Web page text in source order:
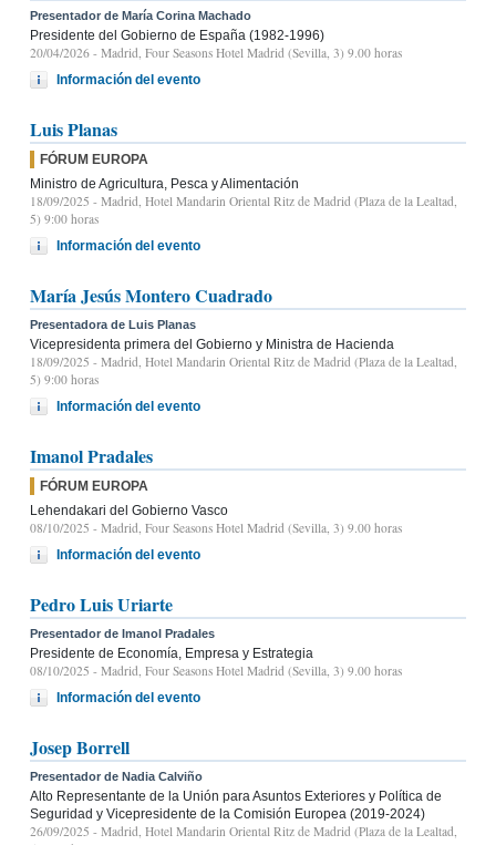
Presentador de María Corina Machado
Presidente del Gobierno de España (1982-1996)
20/04/2026 - Madrid, Four Seasons Hotel Madrid (Sevilla, 3) 9.00 horas
Información del evento
Luis Planas
FÓRUM EUROPA
Ministro de Agricultura, Pesca y Alimentación
18/09/2025 - Madrid, Hotel Mandarin Oriental Ritz de Madrid (Plaza de la Lealtad,
5) 9:00 horas
Información del evento
María Jesús Montero Cuadrado
Presentadora de Luis Planas
Vicepresidenta primera del Gobierno y Ministra de Hacienda
18/09/2025 - Madrid, Hotel Mandarin Oriental Ritz de Madrid (Plaza de la Lealtad,
5) 9:00 horas
Información del evento
Imanol Pradales
FÓRUM EUROPA
Lehendakari del Gobierno Vasco
08/10/2025 - Madrid, Four Seasons Hotel Madrid (Sevilla, 3) 9.00 horas
Información del evento
Pedro Luis Uriarte
Presentador de Imanol Pradales
Presidente de Economía, Empresa y Estrategia
08/10/2025 - Madrid, Four Seasons Hotel Madrid (Sevilla, 3) 9.00 horas
Información del evento
Josep Borrell
Presentador de Nadia Calviño
Alto Representante de la Unión para Asuntos Exteriores y Política de
Seguridad y Vicepresidente de la Comisión Europea (2019-2024)
26/09/2025 - Madrid, Hotel Mandarin Oriental Ritz de Madrid (Plaza de la Lealtad,